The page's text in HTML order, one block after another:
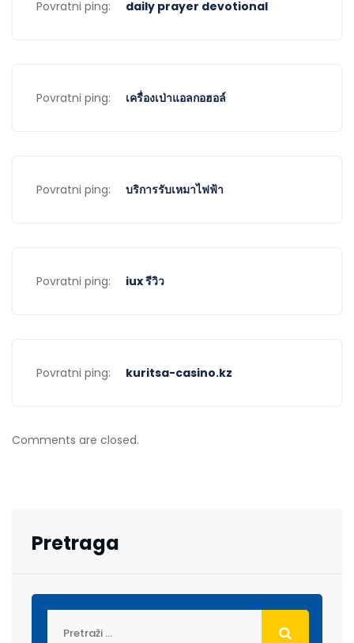
Povratni ping: daily prayer devotional
Povratni ping: เครื่องเป่าแอลกอฮอล์
Povratni ping: บริการรับเหมาไฟฟ้า
Povratni ping: iux รีวิว
Povratni ping: kuritsa-casino.kz
Comments are closed.
Pretraga